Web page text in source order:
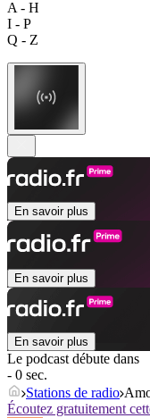
A - H
I - P
Q - Z
En savoir plus
En savoir plus
En savoir plus
Le podcast débute dans
- 0 sec.
Stations de radio
Écoutez gratuitement